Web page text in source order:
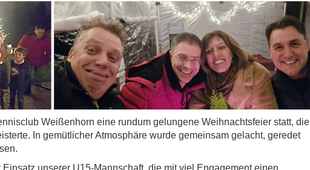
Weißenhorn eine rundum gelungene Weihnachtsfeier statt, die
In gemütlicher Atmosphäre wurde gemeinsam gelacht, geredet